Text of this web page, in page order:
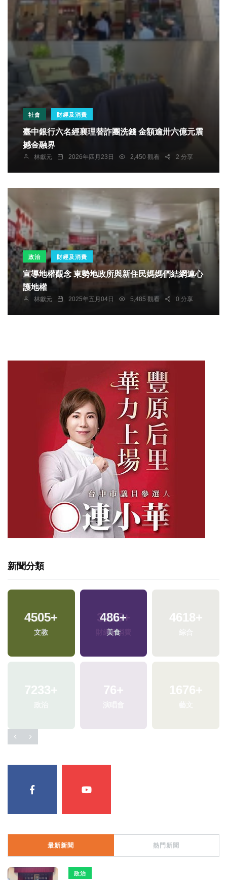
社會 財經及消費
臺中銀行六名經襄理替詐團洗錢 金額逾卅六億元震
撼金融界
林獻元 2026年四月23日 2,450 觀看 2 分享
政治 財經及消費
宣導地權觀念 東勢地政所與新住民媽媽們結網連心
護地權
林獻元 2025年五月04日 5,485 觀看 0 分享
新聞分類
4505+
文教
486+
美食
最新新聞 熱門新聞
政治